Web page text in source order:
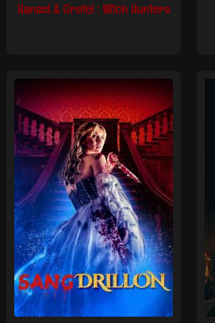
Hansel & Gretel : Witch Hunters